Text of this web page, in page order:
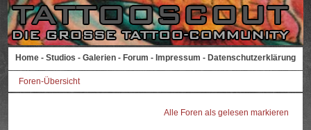
Home - Studios - Galerien - Forum - Impressum - Datenschutzerklärung
Foren-Übersicht
Alle Foren als gelesen markieren